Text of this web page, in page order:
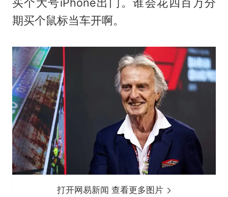
期买个鼠标当车开啊。
打开网易新闻 查看更多图片